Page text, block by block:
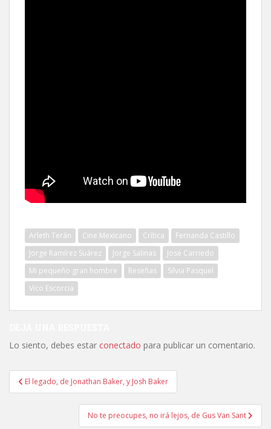
Arleth Terán Cine Mexicano Crítica
Fernanda Castillo
Jorge Ramírez Suárez
Jorge Salinas
José Carriedo
Mi pequeño gran hombre
Reseñas
Silvia Pasquel
Vico Escorcia
Lo siento, debes estar conectado para publicar un comentario.
Navegación
de
El legado, de Jonathan Baker, y Josh Baker
No te preocupes, no irá lejos, de Gus Van Sant